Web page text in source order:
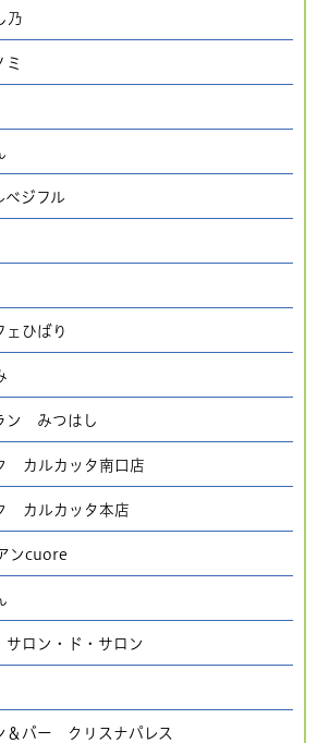
乃
ミ
ベジフル
ェひばり
ン みつはし
カルカッタ南口店
カルカッタ本店
ンcuore
ロン・ド・サロン
＆バー クリスナパレス